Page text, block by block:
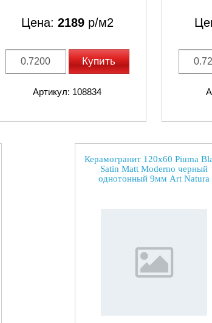
Цена: 2189р/м2
Купить
Артикул: 108834
Керамогранит 120x60 Piuma
Satin Matt Moderno черный
однотонный 9мм Art Natura